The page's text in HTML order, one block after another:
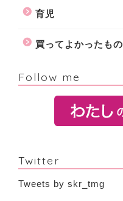
育児
買ってよかったもの
Follow me
Twitter
Tweets by skr_tmg